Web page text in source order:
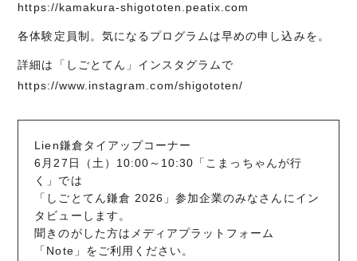
https://kamakura-shigototen.peatix.com
各体験定員制。気になるプログラムは早めの申し込みを。
詳細は「しごとてん」インスタグラムで
https://www.instagram.com/shigototen/
Lien鎌倉タイアップコーナー
6月27日（土）10:00～10:30「こまっちゃんが行
く」では
「しごとてん鎌倉 2026」参加企業のみなさんにイン
タビューします。
聞きのがした方はメディアプラットフォーム
「Note」をご利用ください。